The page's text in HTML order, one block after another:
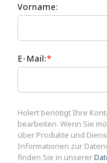
Vorname:
E-Mail:*
Holert benötigt Ihre
bearbeiten. Wenn Sie
über Produkte und
Informationen zur
finden Sie in unserer